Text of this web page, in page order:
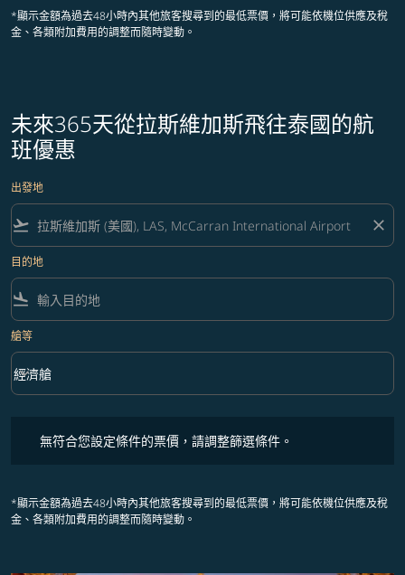
*顯示金額為過去48小時內其他旅客搜尋到的最低票價，將可能依機位供應及稅
金、各類附加費用的調整而隨時變動。
未來365天從拉斯維加斯飛往泰國的航
班優惠
出發地
flight_takeoff close
目的地
flight_land
艙等
艙等 option 經濟艙 Selected
經濟艙
keyboard_arrow_down
無符合您設定條件的票價，請調整篩選條件。
*顯示金額為過去48小時內其他旅客搜尋到的最低票價，將可能依機位供應及稅
金、各類附加費用的調整而隨時變動。